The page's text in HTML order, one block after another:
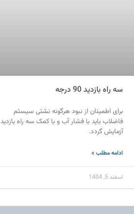
سه راه بازدید 90 درجه
برای اطمینان از نبود هرگونه نشتی سیستم
فاضلاب باید با فشار آب و با کمک سه راه بازدید
آزمایش گردد.
ادامه مطلب »
اسفند 5, 1404